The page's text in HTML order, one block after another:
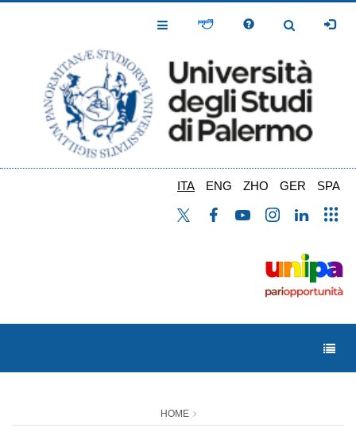
Toggle
Toggle
ITA ENG ZHO GER SPA
HOME